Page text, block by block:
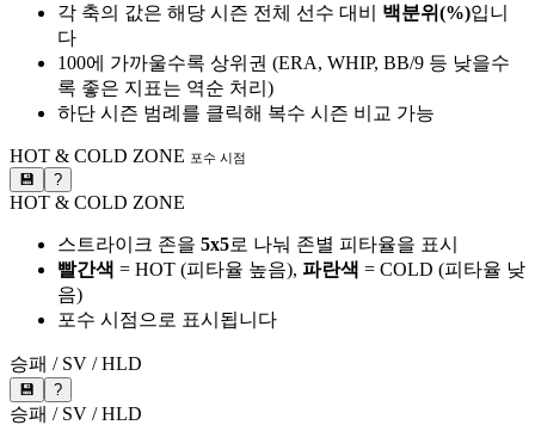
각 축의 값은 해당 시즌 전체 선수 대비 백분위(%)입니
다
100에 가까울수록 상위권 (ERA, WHIP, BB/9 등 낮을수
록 좋은 지표는 역순 처리)
하단 시즌 범례를 클릭해 복수 시즌 비교 가능
HOT & COLD ZONE 포수 시점
💾 ?
HOT & COLD ZONE
스트라이크 존을 5x5로 나눠 존별 피타율을 표시
빨간색 = HOT (피타율 높음), 파란색 = COLD (피타율 낮
음)
포수 시점으로 표시됩니다
승패 / SV / HLD
💾 ?
승패 / SV / HLD